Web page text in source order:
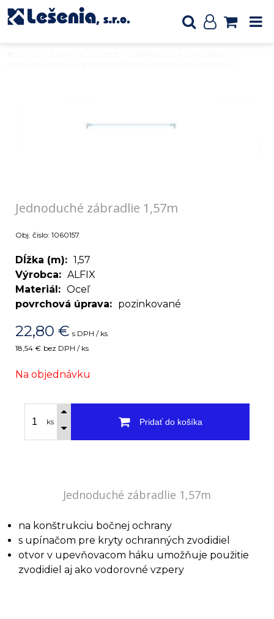
Jednoduché zábradlie 1,57m
Obj. čislo: 1060157
Dĺžka (m)
1,57
Výrobca
ALFIX
Materiál
Oceľ
povrchová úprava
pozinkované
22,80 € s DPH / ks
18,54 € bez DPH / ks
Na objednávku
ks Pridať do košíka
Jednoduché zábradlie 1,57m
na konštrukciu bočnej ochrany
s upínačom pre kryty ochranných zvodidiel
otvor v upevňovacom háku umožňuje použitie
zvodidiel aj ako vodorovné vzpery